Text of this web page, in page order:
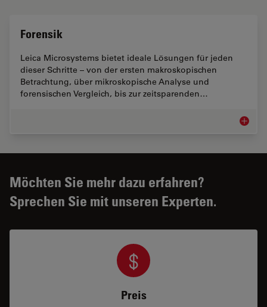
Forensik
Leica Microsystems bietet ideale Lösungen für jeden
dieser Schritte – von der ersten makroskopischen
Betrachtung, über mikroskopische Analyse und
forensischen Vergleich, bis zur zeitsparenden…
Möchten Sie mehr dazu erfahren?
Sprechen Sie mit unseren Experten.
Preis